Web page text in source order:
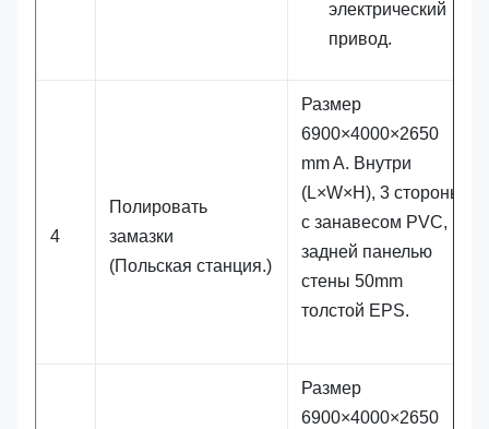
электрический
привод.
4
Полировать
замазки
(Польская станция.)
Размер
6900×4000×2650
mm A. Внутри
(L×W×H), 3 стороны
с занавесом PVC,
задней панелью
стены 50mm
толстой EPS.
Размер
6900×4000×2650